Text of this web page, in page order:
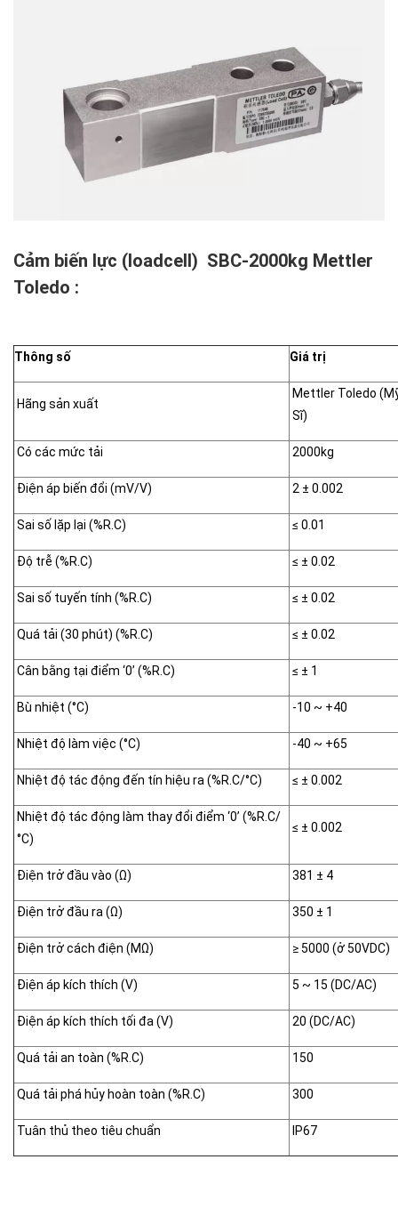
Cảm biến lực (loadcell) SBC-2000kg Mettler
Toledo :
Thông số Giá trị
Hãng sản xuất
Mettler Toledo
Sĩ)
Có các mức tải 2000kg
Điện áp biến đổi (mV/V) 2 ± 0.002
Sai số lặp lại (%R.C) ≤ 0.01
Độ trễ (%R.C) ≤ ± 0.02
Sai số tuyến tính (%R.C) ≤ ± 0.02
Quá tải (30 phút) (%R.C) ≤ ± 0.02
Cân bằng tại điểm ‘0’ (%R.C) ≤ ± 1
Bù nhiệt (°C) -10 ~ +40
Nhiệt độ làm việc (°C) -40 ~ +65
Nhiệt độ tác động đến tín hiệu ra (%R.C/°C) ≤ ± 0.002
Nhiệt độ tác động làm thay đổi điểm ‘0’ (%R.C/
°C)
≤ ± 0.002
Điện trở đầu vào (Ω) 381 ± 4
Điện trở đầu ra (Ω) 350 ± 1
Điện trở cách điện (MΩ) ≥ 5000 (ở 50VDC)
Điện áp kích thích (V) 5 ~ 15 (DC/AC)
Điện áp kích thích tối đa (V) 20 (DC/AC)
Quá tải an toàn (%R.C) 150
Quá tải phá hủy hoàn toàn (%R.C) 300
Tuân thủ theo tiêu chuẩn IP67